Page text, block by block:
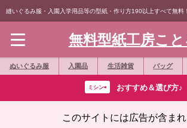
縫いぐるみ服・入園入学用品等の型紙・作り方190以上すべて無料！
無料型紙工房こと
ぬいぐるみ服 入園品 生活雑貨 バッグ
ミシン⇨ おすすめ＆選び方♪
このサイトには広告が含ま